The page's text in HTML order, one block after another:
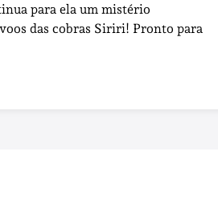
para ela um mistério
das cobras Siriri! Pronto para